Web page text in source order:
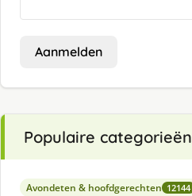
Aanmelden
Populaire categorieën
Avondeten & hoofdgerechten 12144